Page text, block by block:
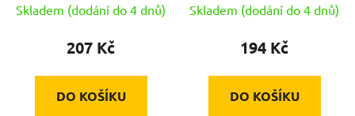
Skladem (dodání do 4 dnů)
207 Kč
DO KOŠÍKU
Skladem (dodání do 4 dnů)
194 Kč
DO KOŠÍKU